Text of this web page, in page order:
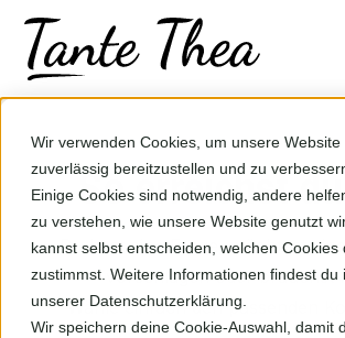
Wir verwenden Cookies, um unsere Website
zuverlässig bereitzustellen und zu
Einige Cookies sind notwendig, andere
zu verstehen, wie unsere Website genutzt
kannst selbst entscheiden, welchen Cookies
zustimmst. Weitere Informationen findest du
unserer Datenschutzerklärung.
Wir speichern deine Cookie-Auswahl, damit
CONTENT
So funktioniert’s
So erreichst du
Du hast eine Frage, möchtest
vorschlagen oder brauchst
Wähle einfach den passenden